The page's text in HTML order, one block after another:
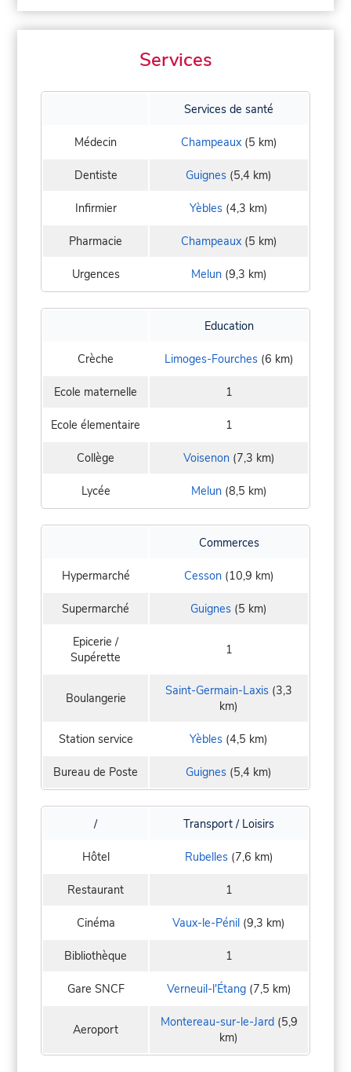
Services
Services de santé
Médecin Champeaux(5 km)
Dentiste Guignes (5,4 km)
Infirmier Yèbles (4,3 km)
Pharmacie Champeaux(5 km)
Urgences Melun(9,3 km)
Education
Crèche Limoges-Fourches(6 km)
Ecole maternelle 1
Ecole élementaire 1
Collège Voisenon(7,3 km)
Lycée Melun(8,5 km)
Commerces
Hypermarché Cesson(10,9 km)
Supermarché Guignes (5 km)
Epicerie /
Supérette
1
Boulangerie Saint-Germain-Laxis (3,3
km)
Station service Yèbles (4,5 km)
Bureau de Poste Guignes (5,4 km)
/ Transport / Loisirs
Hôtel Rubelles(7,6 km)
Restaurant 1
Cinéma Vaux-le-Pénil (9,3 km)
Bibliothèque 1
Gare SNCF Verneuil-l'Étang(7,5 km)
Aeroport Montereau-sur-le-Jard(5,9
km)